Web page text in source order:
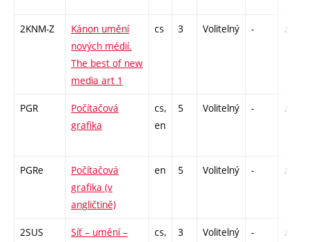
2KNM-Z
Kánon umění
nových médií.
The best of new
media art 1
cs 3 Volitelný - zk
PGR
Počítačová
grafika
cs,
en
5 Volitelný - zk
PGRe
Počítačová
grafika (v
angličtině)
en 5 Volitelný - zk
2SUS
Síť – umění –
cs,
3 Volitelný - zk